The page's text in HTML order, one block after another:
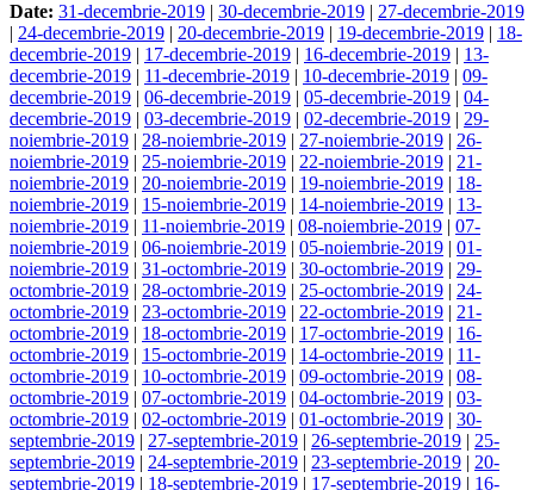
Date: 31-decembrie-2019 | 30-decembrie-2019 | 27-decembrie-2019
| 24-decembrie-2019 | 20-decembrie-2019 | 19-decembrie-2019 | 18-
decembrie-2019 | 17-decembrie-2019 | 16-decembrie-2019 | 13-
decembrie-2019 | 11-decembrie-2019 | 10-decembrie-2019 | 09-
decembrie-2019 | 06-decembrie-2019 | 05-decembrie-2019 | 04-
decembrie-2019 | 03-decembrie-2019 | 02-decembrie-2019 | 29-
noiembrie-2019 | 28-noiembrie-2019 | 27-noiembrie-2019 | 26-
noiembrie-2019 | 25-noiembrie-2019 | 22-noiembrie-2019 | 21-
noiembrie-2019 | 20-noiembrie-2019 | 19-noiembrie-2019 | 18-
noiembrie-2019 | 15-noiembrie-2019 | 14-noiembrie-2019 | 13-
noiembrie-2019 | 11-noiembrie-2019 | 08-noiembrie-2019 | 07-
noiembrie-2019 | 06-noiembrie-2019 | 05-noiembrie-2019 | 01-
noiembrie-2019 | 31-octombrie-2019 | 30-octombrie-2019 | 29-
octombrie-2019 | 28-octombrie-2019 | 25-octombrie-2019 | 24-
octombrie-2019 | 23-octombrie-2019 | 22-octombrie-2019 | 21-
octombrie-2019 | 18-octombrie-2019 | 17-octombrie-2019 | 16-
octombrie-2019 | 15-octombrie-2019 | 14-octombrie-2019 | 11-
octombrie-2019 | 10-octombrie-2019 | 09-octombrie-2019 | 08-
octombrie-2019 | 07-octombrie-2019 | 04-octombrie-2019 | 03-
octombrie-2019 | 02-octombrie-2019 | 01-octombrie-2019 | 30-
septembrie-2019 | 27-septembrie-2019 | 26-septembrie-2019 | 25-
septembrie-2019 | 24-septembrie-2019 | 23-septembrie-2019 | 20-
septembrie-2019 | 18-septembrie-2019 | 17-septembrie-2019 | 16-